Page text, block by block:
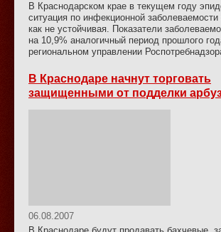
В Краснодарском крае в текущем году
ситуация по инфекционной заболеваемости
как не устойчивая. Показатели
на 10,9% аналогичный период прошлого
региональном управлении
В Краснодаре начнут торговать
защищенными от подделки
06.08.2007